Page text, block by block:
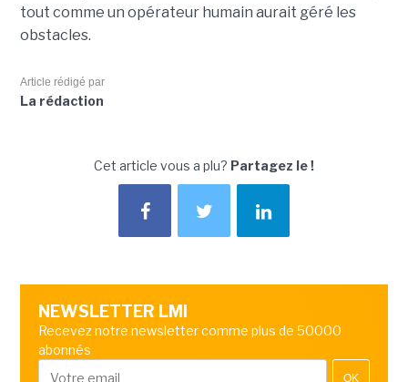
tout comme un opérateur humain aurait géré les
obstacles.
Article rédigé par
La rédaction
Cet article vous a plu? Partagez le !
NEWSLETTER LMI
Recevez notre newsletter comme plus de 50000
abonnés
OK